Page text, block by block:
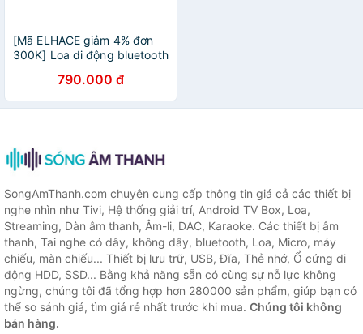
[Mã ELHACE giảm 4% đơn
300K] Loa di động bluetooth
210 - SB210790.000 đ
SongAmThanh.com chuyên cung cấp thông tin giá cả các thiết bị
nghe nhìn như Tivi, Hệ thống giải trí, Android TV Box, Loa,
Streaming, Dàn âm thanh, Âm-li, DAC, Karaoke. Các thiết bị âm
thanh, Tai nghe có dây, không dây, bluetooth, Loa, Micro, máy
chiếu, màn chiếu... Thiết bị lưu trữ, USB, Đĩa, Thẻ nhớ, Ổ cứng di
động HDD, SSD... Bằng khả năng sẵn có cùng sự nỗ lực không
ngừng, chúng tôi đã tổng hợp hơn 280000 sản phẩm, giúp bạn có
thể so sánh giá, tìm giá rẻ nhất trước khi mua. Chúng tôi không
bán hàng.